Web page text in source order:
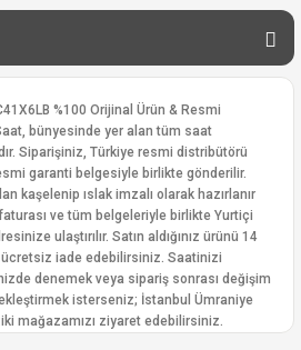
%100 Orijinal Ürün & Resmi
bünyesinde yer alan tüm saat
Siparişiniz, Türkiye resmi distribütörü
garanti belgesiyle birlikte gönderilir.
kaşelenip ıslak imzalı olarak hazırlanır
ve tüm belgeleriyle birlikte Yurtiçi
ulaştırılır. Satın aldığınız ürünü 14
iade edebilirsiniz. Saatinizi
denemek veya sipariş sonrası değişim
isterseniz; İstanbul Ümraniye
mağazamızı ziyaret edebilirsiniz.